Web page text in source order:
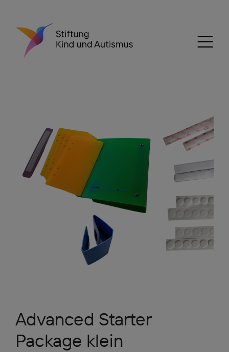
Advanced Starter
Package klein